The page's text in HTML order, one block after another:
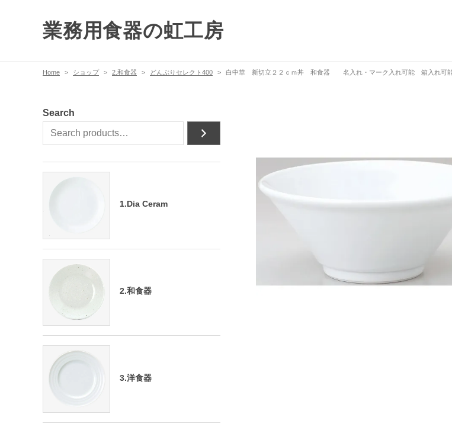
業務用食器の虹工房
Home ショップ 2.和食器 どんぶりセレクト400 白中華 新切立２２ｃｍ丼 和食器 名入れ・マーク入れ可能 箱入れ可
Search
1.Dia Ceram
2.和食器
3.洋食器